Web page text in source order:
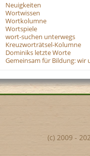
Neuigkeiten
Wortwissen
Wortkolumne
Wortspiele
wort-suchen unterwegs
Kreuzworträtsel-Kolumne
Dominiks letzte Worte
Gemeinsam für Bildung:
(c) 2009 -